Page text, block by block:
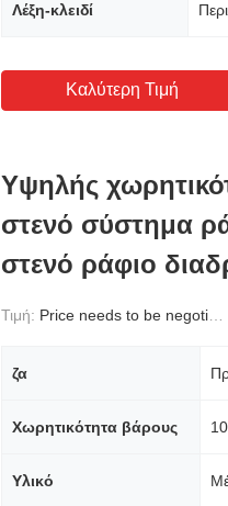
Λέξη-κλειδί
Καλύτερη Τιμή
Υψηλής
στενό σύστημα
στενό ράφιο
Τιμή: Price needs to be negotiated
ζα
Χωρητικότητα βάρους
Υλικό